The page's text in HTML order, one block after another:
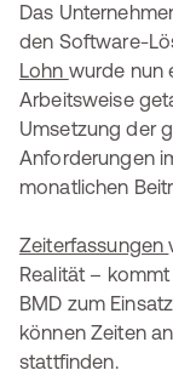
Das
den Software-
Lohn wurde nun
Arbeitsweise
Umsetzung der
Anforderungen
monatlichen
Zeiterfassungen
Realität –
BMD zum
können Zeiten
stattfinden.